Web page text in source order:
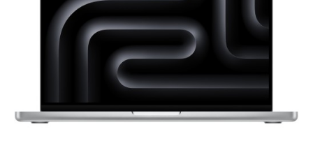
Оплата
Самовывоз